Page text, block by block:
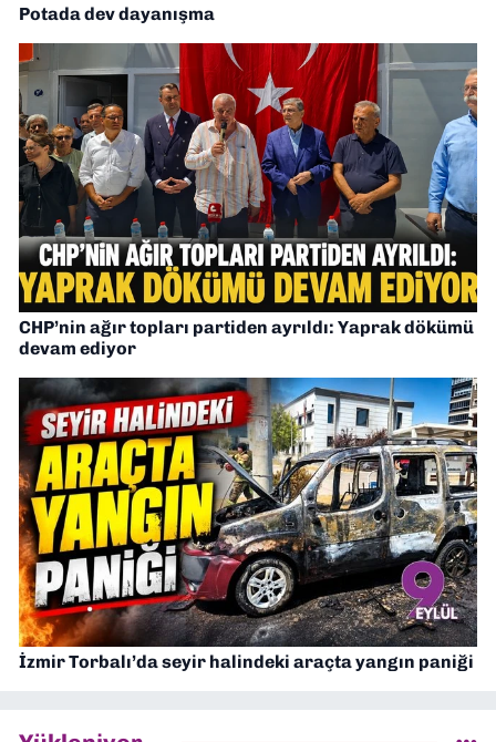
Potada dev dayanışma
CHP’nin ağır topları partiden ayrıldı: Yaprak dökümü
devam ediyor
İzmir Torbalı’da seyir halindeki araçta yangın paniği